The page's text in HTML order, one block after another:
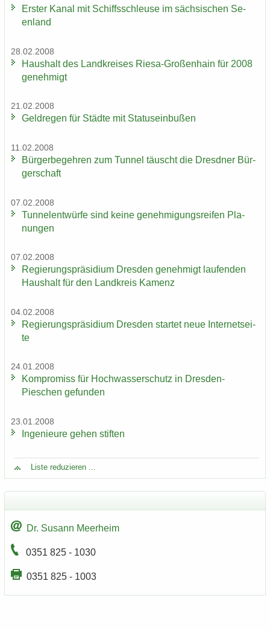
Ers­ter Kanal mit Schiffs­schleu­se im säch­si­schen Se­
en­land
28.02.2008
Haus­halt des Land­krei­ses Riesa-​Großenhain für 2008
ge­neh­migt
21.02.2008
Geld­re­gen für Städ­te mit Sta­tus­ein­bu­ßen
11.02.2008
Bür­ger­be­geh­ren zum Tun­nel täuscht die Dresd­ner Bür­
ger­schaft
07.02.2008
Tun­nel­ent­wür­fe sind keine ge­neh­mi­gungs­rei­fen Pla­
nun­gen
07.02.2008
Re­gie­rungs­prä­si­di­um Dres­den ge­neh­migt lau­fen­den
Haus­halt für den Land­kreis Ka­menz
04.02.2008
Re­gie­rungs­prä­si­di­um Dres­den star­tet neue In­ter­net­sei­
te
24.01.2008
Kom­pro­miss für Hoch­was­ser­schutz in Dresden-​
Pieschen ge­fun­den
23.01.2008
In­ge­nieu­re gehen stif­ten
Liste re­du­zie­ren ...
Dr. Su­sann Meer­heim
0351 825 - 1030
0351 825 - 1003